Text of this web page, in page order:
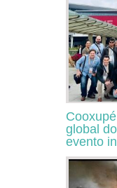
global
evento